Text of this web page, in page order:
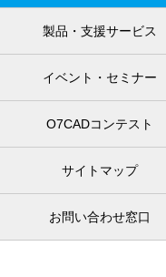
製品・支援サービス
イベント・セミナー
O7CADコンテスト
サイトマップ
お問い合わせ窓口